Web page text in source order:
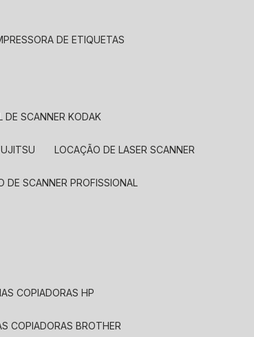
DE ETIQUETAS
DE SCANNER KODAK
LOCAÇÃO DE LASER SCANNER
DE SCANNER PROFISSIONAL
COPIADORAS HP
COPIADORAS BROTHER